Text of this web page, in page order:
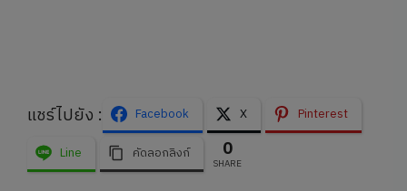
แชร์ไปยัง : Facebook X
Pinterest
Line
คัดลอกลิงก์ 0
SHARE